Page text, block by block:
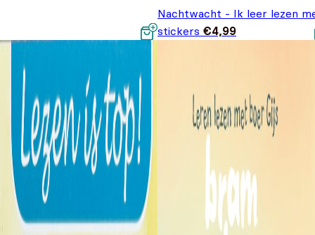
Nachtwacht - Ik leer lezen
stickers €4,99